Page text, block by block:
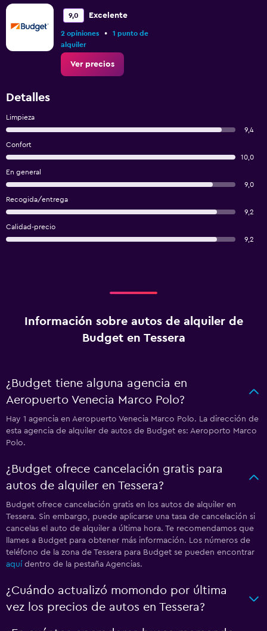
9,0 Excelente
2 opiniones •
1 punto de
alquiler
Ver precios
Detalles
Limpieza
9,4
Confort
10,0
En general
9,0
Recogida/entrega
9,2
Calidad-precio
9,2
Información sobre autos de alquiler de
Budget en Tessera
¿Budget tiene alguna agencia en
Aeropuerto Venecia Marco Polo?
Hay 1 agencia en Aeropuerto Venecia Marco Polo. La dirección de
esta agencia de alquiler de autos de Budget es: Aeroporto Marco
Polo.
¿Budget ofrece cancelación gratis para
autos de alquiler en Tessera?
Budget ofrece cancelación gratis en los autos de alquiler en
Tessera. Sin embargo, puede aplicarse una tasa de cancelación si
cancelas el auto de alquiler a última hora. Te recomendamos que
llames a Budget para obtener más información. Los números de
teléfono de la zona de Tessera para Budget se pueden encontrar
aquí dentro de la pestaña Agencias.
¿Cuándo actualizó momondo por última
vez los precios de autos en Tessera?